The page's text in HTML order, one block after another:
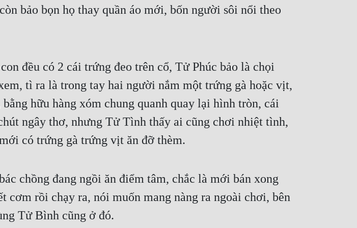
bảo bọn họ thay quần áo mới, bốn người sôi nổi theo
đều có 2 cái trứng đeo trên cổ, Tử Phúc bảo là chọi
tì ra là trong tay hai người nắm một trứng gà hoặc vịt,
hữu hàng xóm chung quanh quay lại hình tròn, cái
ngây thơ, nhưng Tử Tình thấy ai cũng chơi nhiệt tình,
có trứng gà trứng vịt ăn đỡ thèm.
chồng đang ngồi ăn điểm tâm, chắc là mới bán xong
cơm rồi chạy ra, nói muốn mang nàng ra ngoài chơi, bên
Tử Bình cũng ở đó.